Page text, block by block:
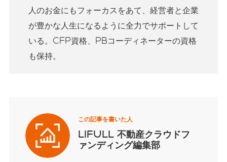
人のお金にもフォーカスをあて、経営者と企業
が豊かな人生になるように全力でサポートして
いる。CFP資格、PBコーディネーターの資格
も保持。
この記事を書いた人
LIFULL 不動産クラウドフ
ァンディング編集部